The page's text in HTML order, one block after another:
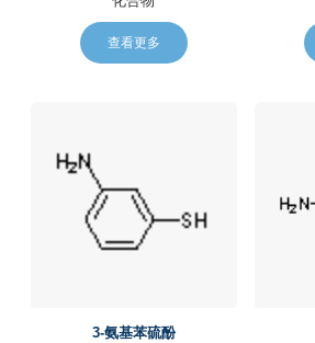
查看更多
3-氨基苯硫酚